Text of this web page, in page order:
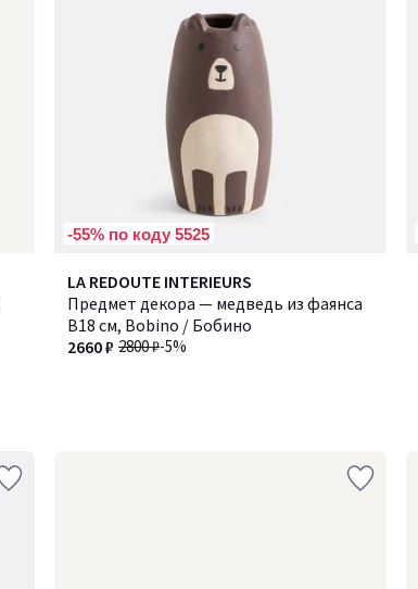
-55% по коду 5525
LA REDOUTE INTERIEURS
Предмет декора — медведь из фаянса
В18 см, Bobino / Бобино
2800 ₽-5%
2660 ₽